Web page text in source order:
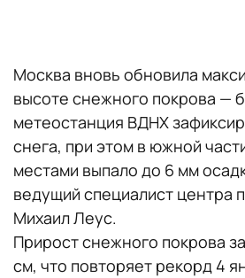
Москва вновь обновила
высоте снежного покрова —
метеостанция ВДНХ
снега, при этом в южной
местами выпало до 6 мм
ведущий специалист центра
Михаил Леус.
Прирост снежного покрова
см, что повторяет рекорд 4